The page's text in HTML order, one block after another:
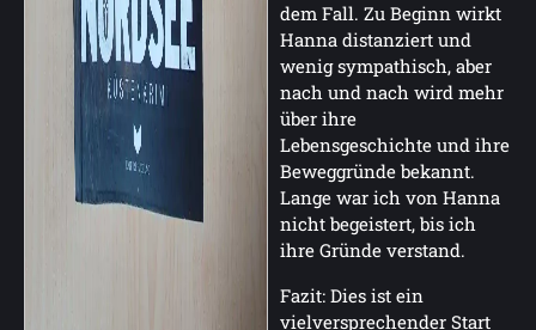
dem Fall. Zu Beginn wirkt
Hanna distanziert und
wenig sympathisch, aber
nach und nach wird mehr
über ihre
Lebensgeschichte und ihre
Beweggründe bekannt.
Lange war ich von Hanna
nicht begeistert, bis ich
ihre Gründe verstand.
Fazit: Dies ist ein
vielversprechender Start